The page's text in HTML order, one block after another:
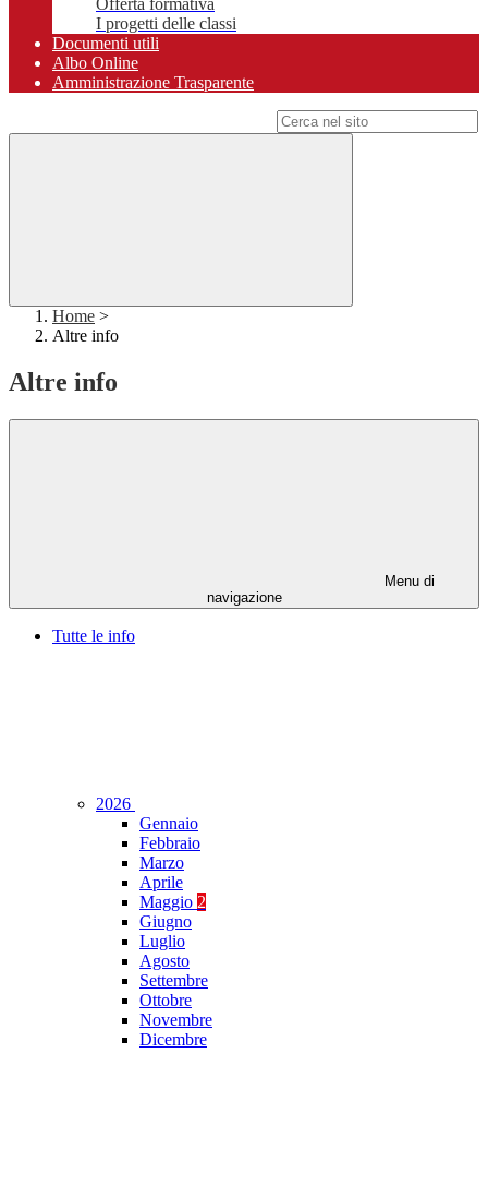
Offerta formativa
I progetti delle classi
Documenti utili
Albo Online
Amministrazione Trasparente
Home >
Altre info
Altre info
Menu di
navigazione
Tutte le info
2026
Gennaio
Febbraio
Marzo
Aprile
Maggio 2
Giugno
Luglio
Agosto
Settembre
Ottobre
Novembre
Dicembre